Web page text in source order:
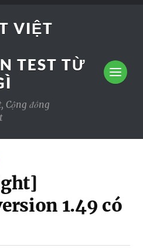
VIỆT
TEST TỪ
Cộng đồng
1.49 có